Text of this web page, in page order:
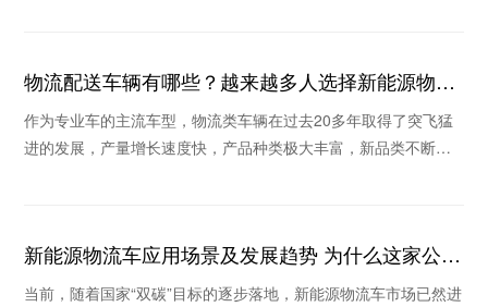
物流配送车辆有哪些？越来越多人选择新能源物流
车
作为专业车的主流车型，物流类车辆在过去20多年取得了突飞猛
进的发展，产量增长速度快，产品种类极大丰富，新品类不断涌
新能源物流车应用场景及发展趋势 为什么这家公司
被看好
当前，随着国家“双碳”目标的逐步落地，新能源物流车市场已然进